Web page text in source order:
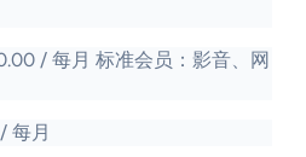
/ 每月 标准会员：影音、网
每月